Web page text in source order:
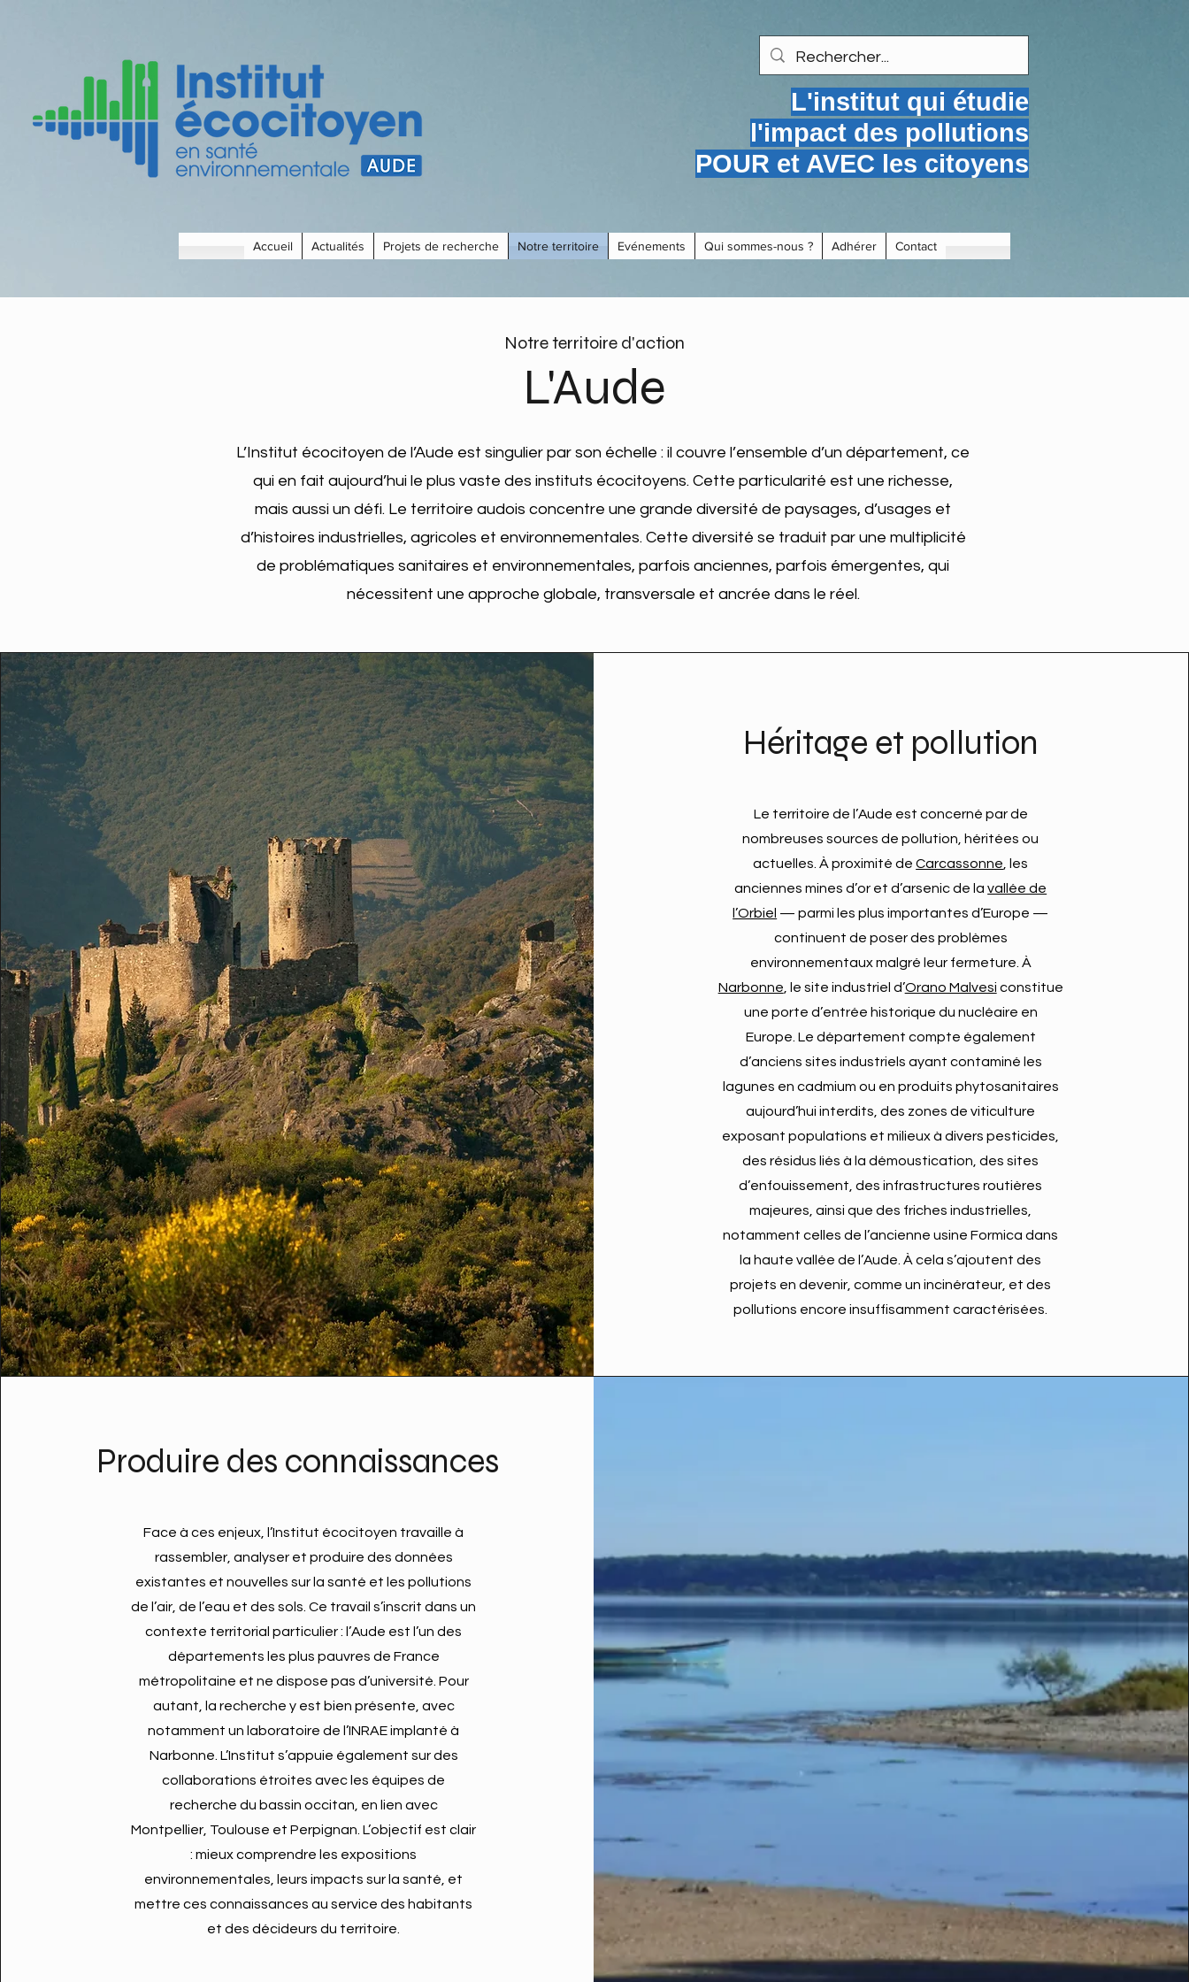
L'institut qui étudie
l'impact des pollutions
POUR et AVEC les citoyens
Accueil Actualités Projets de recherche Notre territoire Evénements Qui sommes-nous ? Adhérer Contact
Notre territoire d'action
L'Aude
L’Institut écocitoyen de l’Aude est singulier par son échelle : il couvre l’ensemble d’un département, ce
qui en fait aujourd’hui le plus vaste des instituts écocitoyens. Cette particularité est une richesse,
mais aussi un défi. Le territoire audois concentre une grande diversité de paysages, d’usages et
d’histoires industrielles, agricoles et environnementales. Cette diversité se traduit par une multiplicité
de problématiques sanitaires et environnementales, parfois anciennes, parfois émergentes, qui
nécessitent une approche globale, transversale et ancrée dans le réel.
Héritage et pollution
Le territoire de l’Aude est concerné par de
nombreuses sources de pollution, héritées ou
actuelles. À proximité deCarcassonne , les
anciennes mines d’or et d’arsenic de lavallée de
l’Orbiel — parmi les plus importantes d’Europe —
continuent de poser des problèmes
environnementaux malgré leur fermeture. À
Narbonne , le site industriel d’Orano Malvesi constitue
une porte d’entrée historique du nucléaire en
Europe. Le département compte également
d’anciens sites industriels ayant contaminé les
lagunes en cadmium ou en produits phytosanitaires
aujourd’hui interdits, des zones de viticulture
exposant populations et milieux à divers pesticides,
des résidus liés à la démoustication, des sites
d’enfouissement, des infrastructures routières
majeures, ainsi que des friches industrielles,
notamment celles de l’ancienne usine Formica dans
la haute vallée de l’Aude. À cela s’ajoutent des
projets en devenir, comme un incinérateur, et des
pollutions encore insuffisamment caractérisées.
Produire des connaissances
Face à ces enjeux, l’Institut écocitoyen travaille à
rassembler, analyser et produire des données
existantes et nouvelles sur la santé et les pollutions
de l’air, de l’eau et des sols. Ce travail s’inscrit dans un
contexte territorial particulier : l’Aude est l’un des
départements les plus pauvres de France
métropolitaine et ne dispose pas d’université. Pour
autant, la recherche y est bien présente, avec
notamment un laboratoire de l’INRAE implanté à
Narbonne. L’Institut s’appuie également sur des
collaborations étroites avec les équipes de
recherche du bassin occitan, en lien avec
Montpellier, Toulouse et Perpignan. L’objectif est clair
: mieux comprendre les expositions
environnementales, leurs impacts sur la santé, et
mettre ces connaissances au service des habitants
et des décideurs du territoire.